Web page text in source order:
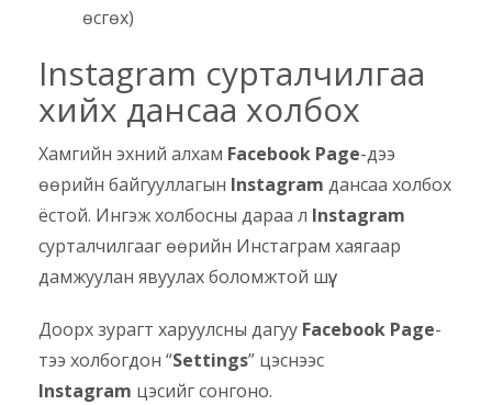
өсгөх)
Instagram сурталчилгаа
хийх дансаа холбох
Хамгийн эхний алхам Facebook Page-дээ
өөрийн байгууллагын Instagram дансаа холбох
ёстой. Ингэж холбосны дараа л Instagram
сурталчилгааг өөрийн Инстаграм хаягаар
дамжуулан явуулах боломжтой шүү.
Доорх зурагт харуулсны дагуу Facebook Page-
тээ холбогдон “Settings” цэснээс
Instagram цэсийг сонгоно.